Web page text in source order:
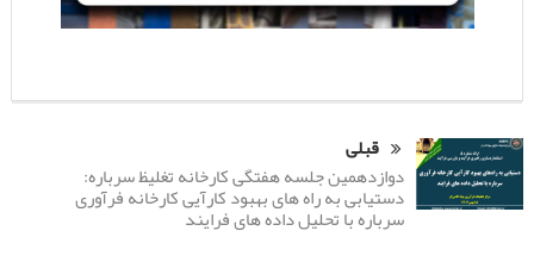
قبلی
دوازدهمین جلسه هفتگی کارخانه تغلیظ سرباره:
دستیابی به راه های بهبود کارآیی کارخانه فرآوری
سرباره با تحلیل داده های فرایند